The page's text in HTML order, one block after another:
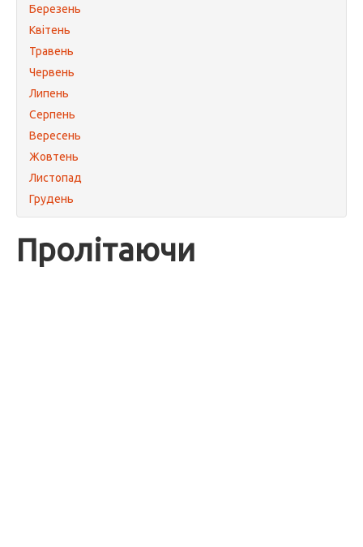
Березень
Квітень
Травень
Червень
Липень
Серпень
Вересень
Жовтень
Листопад
Грудень
Пролітаючи